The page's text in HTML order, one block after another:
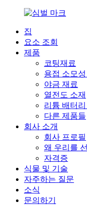
집
요소 조회
제품
코팅재료
용접 소모
야금 재료
열전도 소재
리튬 배터
다른 제품들
회사 소개
회사 프로필
왜 우리를
자격증
식물 및 기술
자주하는 질문
소식
문의하기